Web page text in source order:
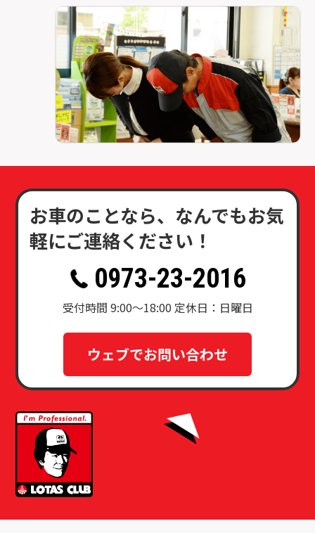
お車のことなら、なんでもお気
軽にご連絡ください！
0973-23-2016
受付時間 9:00～18:00 定休日：日曜日
ウェブでお問い合わせ